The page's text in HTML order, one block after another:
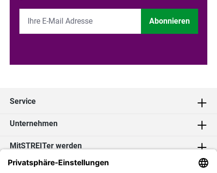
Abonnieren
Service
Unternehmen
MitSTREITer werden
Kontakt